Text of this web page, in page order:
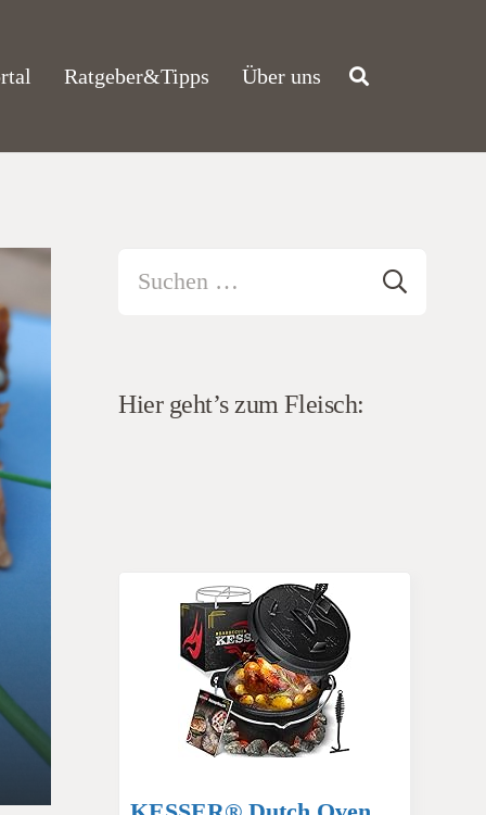
Ratgeber&Tipps Über uns
nach:
Hier geht’s zum Fleisch: